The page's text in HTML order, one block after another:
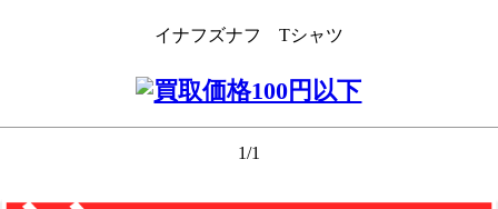
イナフズナフ Tシャツ
1/1